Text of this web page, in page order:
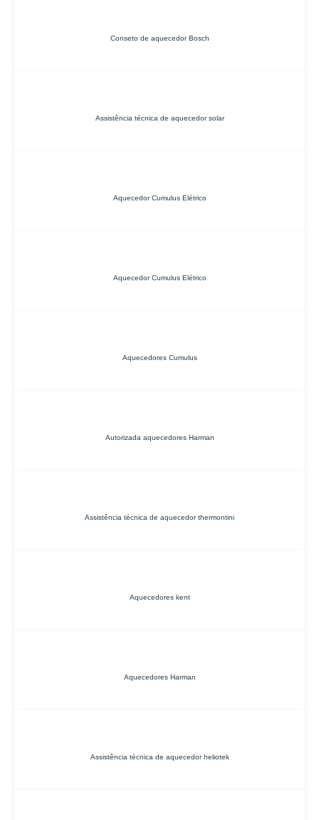
Conseto de aquecedor Bosch
Assistência técnica de aquecedor solar
Aquecedor Cumulus Elétrico
Aquecedor Cumulus Elétrico
Aquecedores Cumulus
Autorizada aquecedores Harman
Assistência técnica de aquecedor thermontini
Aquecedores kent
Aquecedores Harman
Assistência técnica de aquecedor heliotek